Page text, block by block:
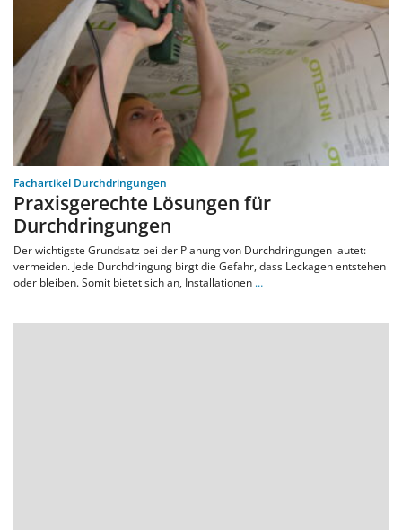
Fachartikel Durchdringungen
Praxisgerechte Lösungen für
Durchdringungen
Der wichtigste Grundsatz bei der Planung von Durchdringungen lautet:
vermeiden. Jede Durchdringung birgt die Gefahr, dass Leckagen entstehen
oder bleiben. Somit bietet sich an, Installationen …